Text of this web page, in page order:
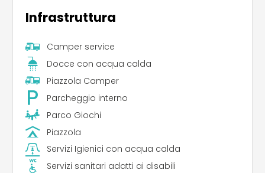
Infrastruttura
Camper service
Docce con acqua calda
Piazzola Camper
Parcheggio interno
Parco Giochi
Piazzola
Servizi Igienici con acqua calda
Servizi sanitari adatti ai disabili